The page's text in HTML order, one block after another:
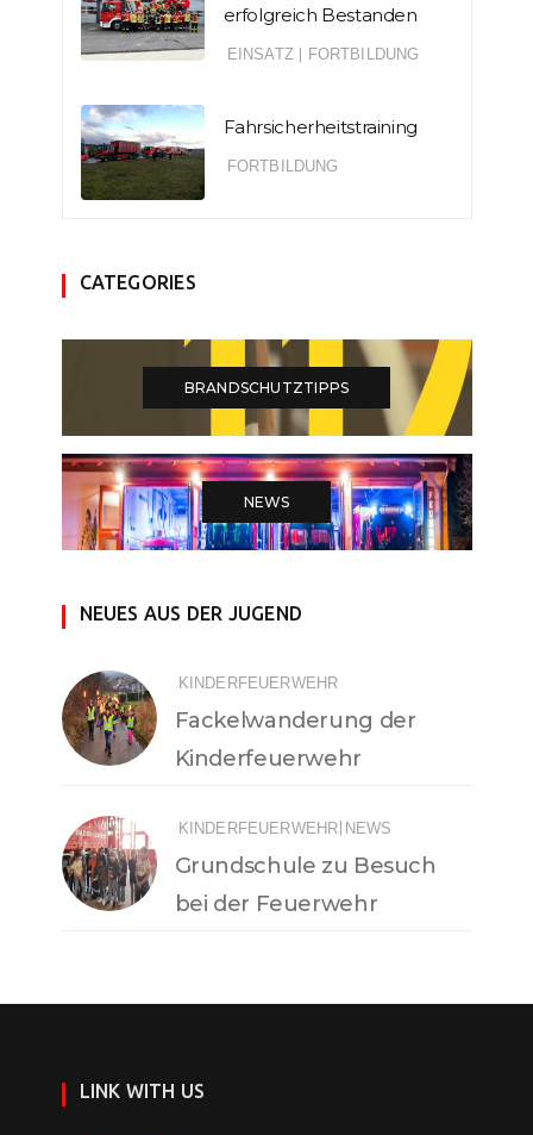
erfolgreich Bestanden
EINSATZ FORTBILDUNG
Fahrsicherheitstraining
FORTBILDUNG
CATEGORIES
BRANDSCHUTZTIPPS
NEWS
NEUES AUS DER JUGEND
KINDERFEUERWEHR
Fackelwanderung der
Kinderfeuerwehr
KINDERFEUERWEHR NEWS
Grundschule zu Besuch
bei der Feuerwehr
LINK WITH US